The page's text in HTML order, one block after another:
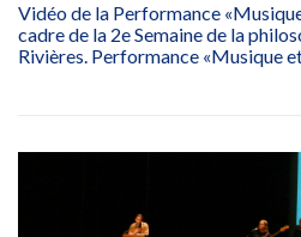
Vidéo de la Performance
cadre de la 2e Semaine de la
Rivières. Performance «Musique